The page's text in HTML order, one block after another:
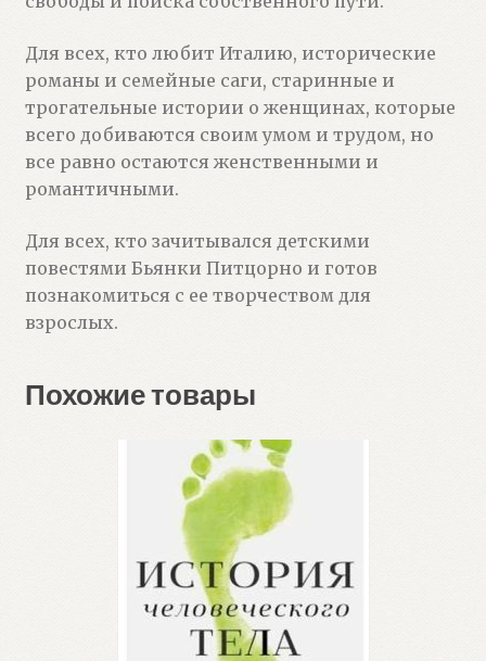
Для всех, кто любит Италию, исторические
романы и семейные саги, старинные и
трогательные истории о женщинах, которые
всего добиваются своим умом и трудом, но
все равно остаются женственными и
романтичными.
Для всех, кто зачитывался детскими
повестями Бьянки Питцорно и готов
познакомиться с ее творчеством для
взрослых.
Похожие товары